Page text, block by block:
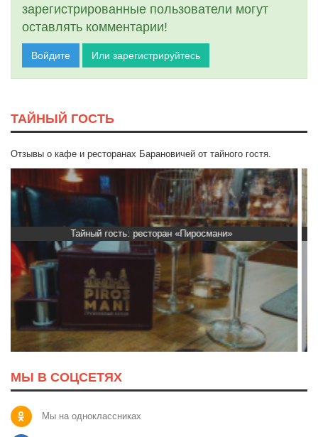
зарегистрированные пользователи могут
оставлять комментарии!
Войдите Или зарегистрируйтесь
ТАЙНЫЙ ГОСТЬ
Отзывы о кафе и ресторанах Барановичей от тайного гостя.
Тайный гость: Ресторан “Папараць Кветка”
МЫ В СОЦСЕТЯХ
Мы на одноклассниках